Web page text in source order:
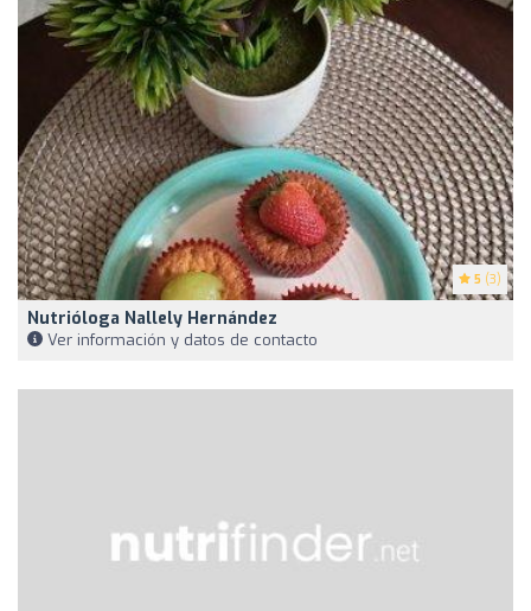
5 (3)
Nutrióloga Nallely Hernández
Ver información y datos de contacto